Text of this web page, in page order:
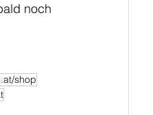
noch
shop